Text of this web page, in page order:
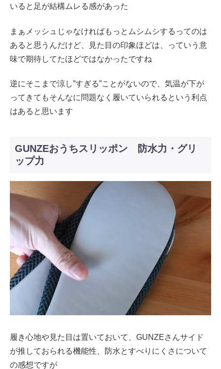
いると足が結構ムレる感があった
まぁメッシュじゃなければもっとムシムシするってのは
あると思うんだけど、見た目の印象ほどは、っていう意
味で期待してたほどではなかったですね
逆にそこまで涼し”すぎる”ことがないので、気温が下が
ってきてもそんなに問題なく履いていられるという利点
はあると思います
GUNZEおうちスリッポン 防水力・グリ
ップ力
履き心地や見た目は置いておいて、GUNZEさんサイド
が推しておられる機能性、防水とすべりにくさについて
の感想ですが